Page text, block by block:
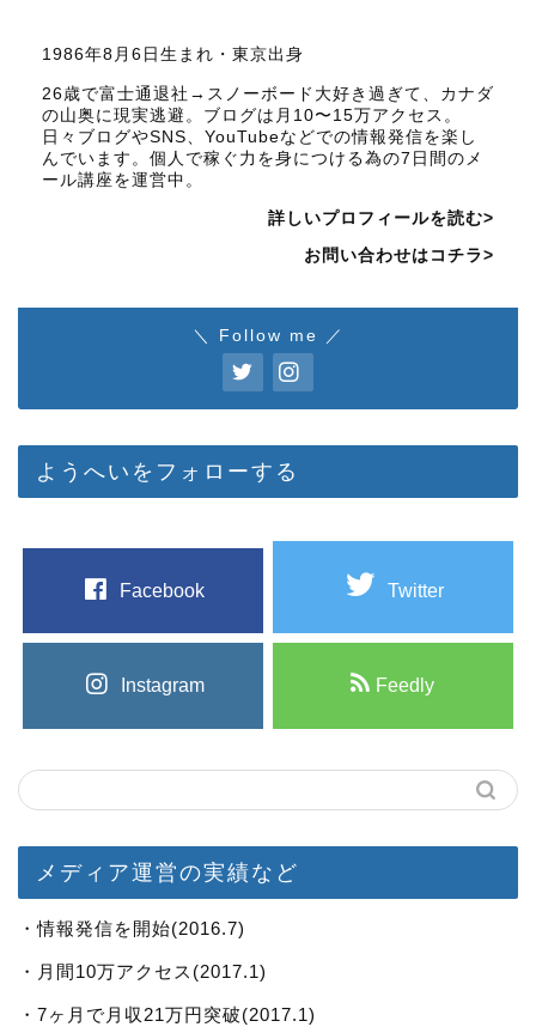
1986年8月6日生まれ・東京出身
26歳で富士通退社→スノーボード大好き過ぎて、カナダ
の山奥に現実逃避。ブログは月10〜15万アクセス。
日々ブログやSNS、YouTubeなどでの情報発信を楽し
んでいます。個人で稼ぐ力を身につける為の7日間のメ
ール講座を運営中。
詳しいプロフィールを読む>
お問い合わせはコチラ>
＼ Follow me ／
ようへいをフォローする
Facebook Twitter
Instagram Feedly
メディア運営の実績など
・情報発信を開始(2016.7)
・月間10万アクセス(2017.1)
・7ヶ月で月収21万円突破(2017.1)